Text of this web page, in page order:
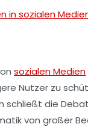
in sozialen
sozialen Medien
Nutzer zu
schließt die
von großer